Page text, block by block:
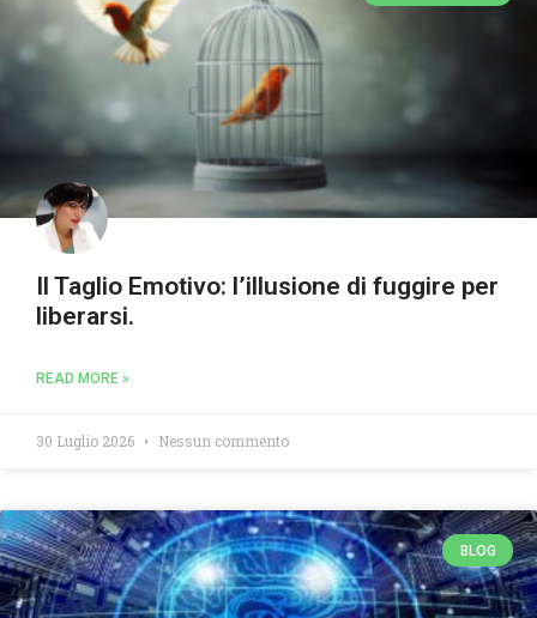
Il Taglio Emotivo: l’illusione di fuggire per
liberarsi.
READ MORE »
30 Luglio 2026 Nessun commento
BLOG